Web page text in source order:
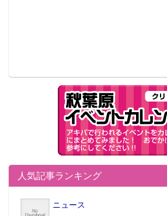
人気記事ランキング
ニュース